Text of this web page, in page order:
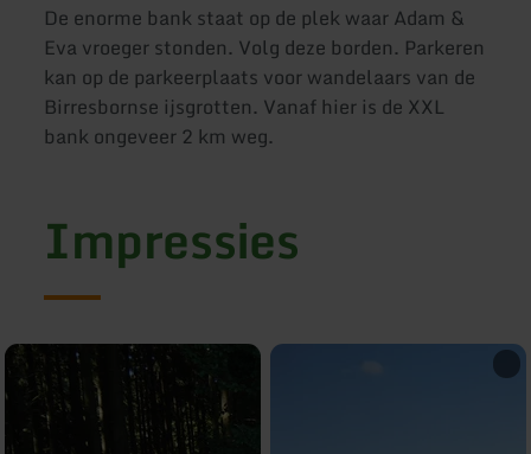
De enorme bank staat op de plek waar Adam &
Eva vroeger stonden. Volg deze borden. Parkeren
kan op de parkeerplaats voor wandelaars van de
Birresbornse ijsgrotten. Vanaf hier is de XXL
bank ongeveer 2 km weg.
Impressies